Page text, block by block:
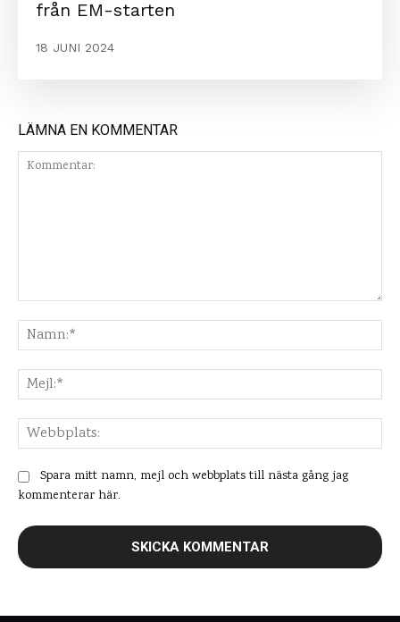
från EM-starten
18 JUNI 2024
LÄMNA EN KOMMENTAR
Spara mitt namn, mejl och webbplats till nästa gång jag
kommenterar här.